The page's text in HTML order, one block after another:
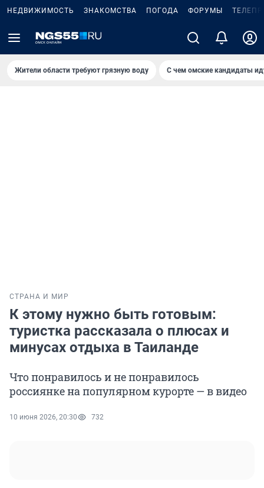
НЕДВИЖИМОСТЬ ЗНАКОМСТВА ПОГОДА ФОРУМЫ
Жители области требуют грязную воду С чем омские кандидаты
СТРАНА И МИР
К этому нужно быть готовым:
туристка рассказала о плюсах и
минусах отдыха в Таиланде
Что понравилось и не понравилось
россиянке на популярном курорте — в видео
10 июня 2026, 20:30 732